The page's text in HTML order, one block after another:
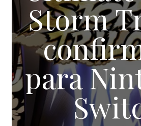
Storm
para